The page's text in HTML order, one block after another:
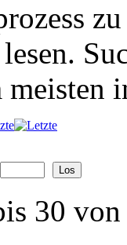
meisten
30